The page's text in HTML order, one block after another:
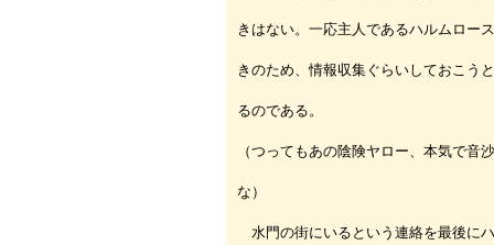
きはない。一応主人であるハルムロー
きのため、情報収集ぐらいしておこう
るのである。
（つってもあの陰険ヤロー、本気で音
な）
水門の街にいるという連絡を最後に